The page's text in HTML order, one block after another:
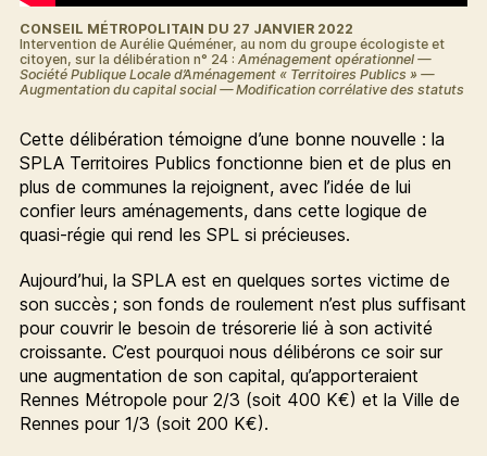
CONSEIL MÉTROPOLITAIN DU 27 JANVIER 2022
Intervention de Aurélie Quéméner, au nom du groupe écologiste et
citoyen, sur la délibération n° 24 : Aménagement opérationnel —
Société Publique Locale d’Aménagement « Territoires Publics » —
Augmentation du capital social — Modification corrélative des statuts
Cette délibération témoigne d’une bonne nouvelle : la
SPLA Territoires Publics fonctionne bien et de plus en
plus de communes la rejoignent, avec l’idée de lui
confier leurs aménagements, dans cette logique de
quasi-régie qui rend les SPL si précieuses.
Aujourd’hui, la SPLA est en quelques sortes victime de
son succès ; son fonds de roulement n’est plus suffisant
pour couvrir le besoin de trésorerie lié à son activité
croissante. C’est pourquoi nous délibérons ce soir sur
une augmentation de son capital, qu’apporteraient
Rennes Métropole pour 2/3 (soit 400 K€) et la Ville de
Rennes pour 1/3 (soit 200 K€).